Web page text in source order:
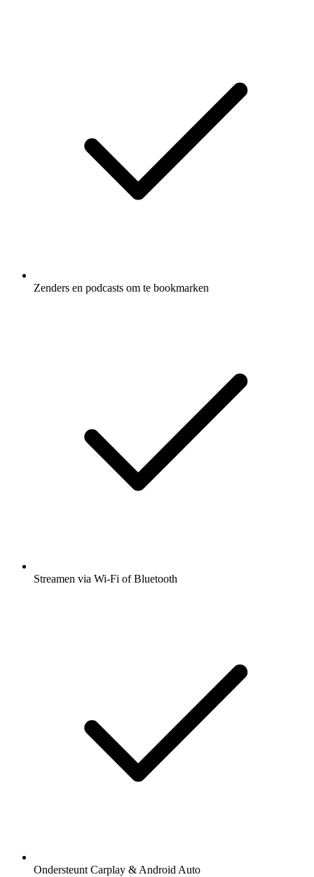
Zenders en podcasts om te bookmarken
Streamen via Wi-Fi of Bluetooth
Ondersteunt Carplay & Android Auto